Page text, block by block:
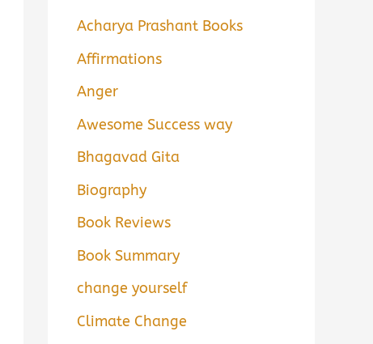
Acharya Prashant Books
Affirmations
Anger
Awesome Success way
Bhagavad Gita
Biography
Book Reviews
Book Summary
change yourself
Climate Change